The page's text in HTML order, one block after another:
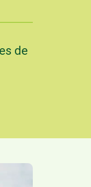
de